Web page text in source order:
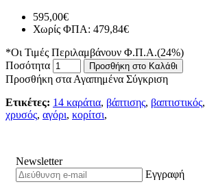
595,00€
Χωρίς ΦΠΑ: 479,84€
*Οι Τιμές Περιλαμβάνουν Φ.Π.Α.(24%)
Ποσότητα
Προσθήκη στο Καλάθι
Προσθήκη στα Αγαπημένα Σύγκριση
Ετικέτες: 14 καράτια, βάπτισης, βαπτιστικός,
χρυσός, αγόρι, κορίτσι,
Newsletter
Εγγραφή